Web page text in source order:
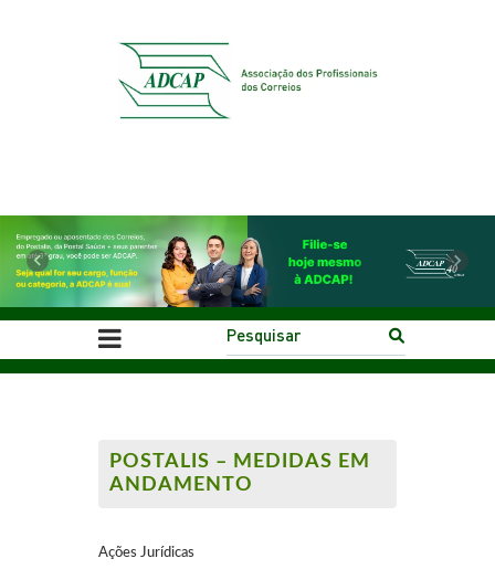
Previous Next
POSTALIS – MEDIDAS EM
ANDAMENTO
Ações Jurídicas